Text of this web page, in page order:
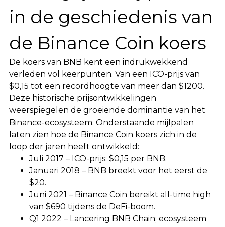
in de geschiedenis van
de Binance Coin koers
De koers van BNB kent een indrukwekkend
verleden vol keerpunten. Van een ICO-prijs van
$0,15 tot een recordhoogte van meer dan $1200.
Deze historische prijsontwikkelingen
weerspiegelen de groeiende dominantie van het
Binance-ecosysteem. Onderstaande mijlpalen
laten zien hoe de Binance Coin koers zich in de
loop der jaren heeft ontwikkeld:
Juli 2017 – ICO-prijs: $0,15 per BNB.
Januari 2018 – BNB breekt voor het eerst de
$20.
Juni 2021 – Binance Coin bereikt all-time high
van $690 tijdens de DeFi-boom.
Q1 2022 – Lancering BNB Chain; ecosysteem